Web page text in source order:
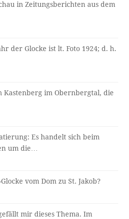
in Zeitungsberichten aus dem
der Glocke ist lt. Foto 1924; d. h.
Kastenberg im Obernbergtal, die
Es handelt sich beim
um die…
vom Dom zu St. Jakob?
mir dieses Thema. Im